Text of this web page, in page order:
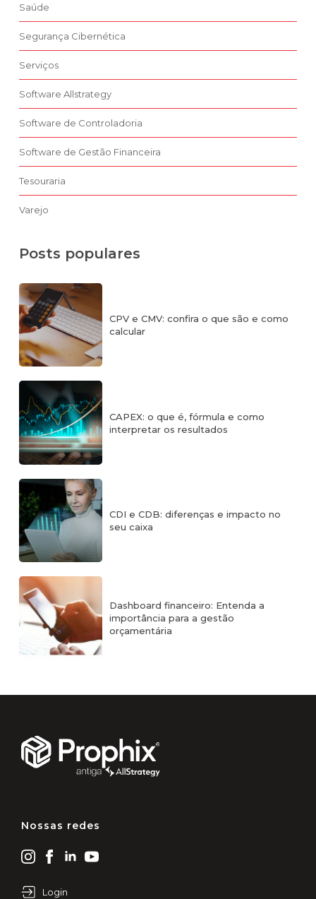
Saúde
Segurança Cibernética
Serviços
Software Allstrategy
Software de Controladoria
Software de Gestão Financeira
Tesouraria
Varejo
Posts populares
CPV e CMV: confira o que são e como
calcular
CAPEX: o que é, fórmula e como
interpretar os resultados
CDI e CDB: diferenças e impacto no
seu caixa
Dashboard financeiro: Entenda a
importância para a gestão
orçamentária
Nossas redes
Login